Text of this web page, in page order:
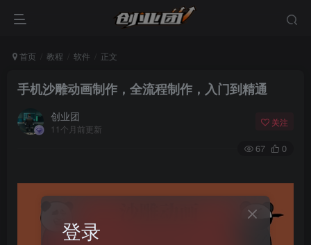
首页 教程 软件 正文
手机沙雕动画制作，全流程制作，入门到精通
创业团
11个月前更新
关注
67 0
登录